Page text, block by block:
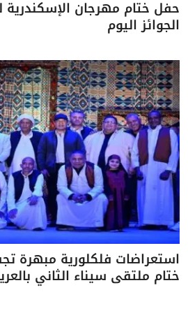
حفل ختام مهرجان الإسكندرية
الجوائز اليوم
استعراضات فلكلورية مبهرة
ختام ملتقى سيناء الثاني